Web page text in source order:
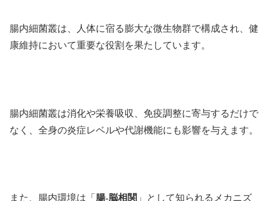
腸内細菌叢は、人体に宿る膨大な微生物群で構成され、健
康維持において重要な役割を果たしています。
腸内細菌叢は消化や栄養吸収、免疫調整に寄与するだけで
なく、全身の炎症レベルや代謝機能にも影響を与えます。
また、腸内環境は「 腸-脳相関 」として知られるメカニズ